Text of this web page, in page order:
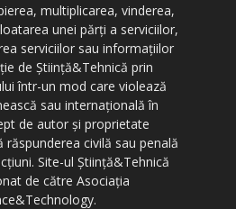
multiplicarea, vinderea,
unei părți a serviciilor,
serviciilor sau informațiilor
de Știință&Tehnică prin
într-un mod care violează
sau internațională în
de autor și proprietate
răspunderea civilă sau penală
Site-ul Știință&Tehnică
de către Asociația